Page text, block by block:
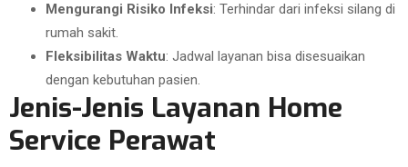
Mengurangi Risiko Infeksi: Terhindar dari infeksi silang di
rumah sakit.
Fleksibilitas Waktu: Jadwal layanan bisa disesuaikan
dengan kebutuhan pasien.
Jenis-Jenis Layanan Home
Service Perawat